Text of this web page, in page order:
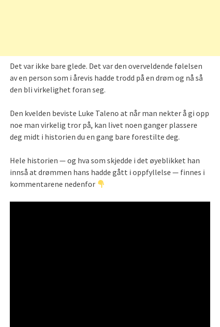
Det var ikke bare glede. Det var den overveldende følelsen
av en person som i årevis hadde trodd på en drøm og nå så
den bli virkelighet foran seg.
Den kvelden beviste Luke Taleno at når man nekter å gi opp
noe man virkelig tror på, kan livet noen ganger plassere
deg midt i historien du en gang bare forestilte deg.
Hele historien — og hva som skjedde i det øyeblikket han
innså at drømmen hans hadde gått i oppfyllelse — finnes i
kommentarene nedenfor